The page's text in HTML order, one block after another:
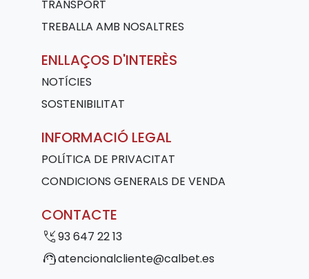
TRANSPORT
TREBALLA AMB NOSALTRES
ENLLAÇOS D'INTERÈS
NOTÍCIES
SOSTENIBILITAT
INFORMACIÓ LEGAL
POLÍTICA DE PRIVACITAT
CONDICIONS GENERALS DE VENDA
CONTACTE
phone_callback93 647 22 13
support_agentatencionalcliente@calbet.es